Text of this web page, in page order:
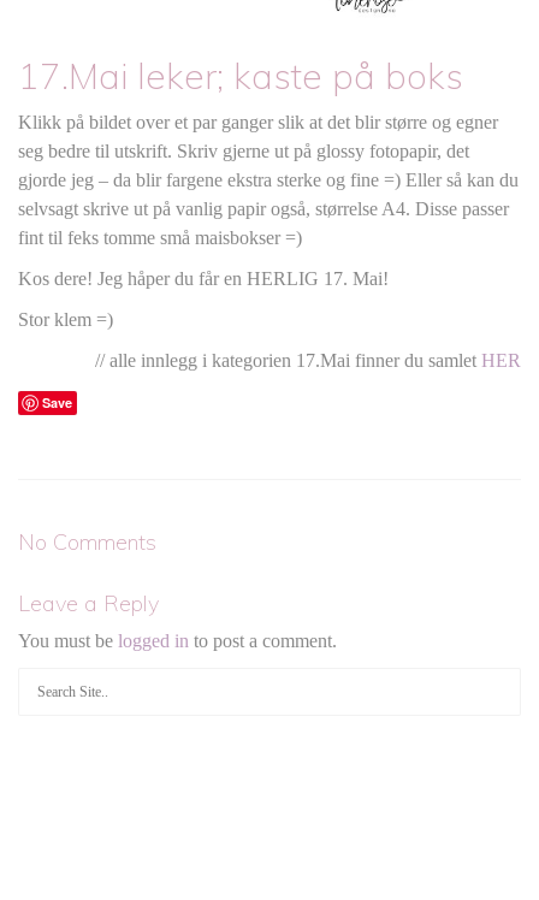
17.Mai leker; kaste på boks
Klikk på bildet over et par ganger slik at det blir større og egner
seg bedre til utskrift. Skriv gjerne ut på glossy fotopapir, det
gjorde jeg – da blir fargene ekstra sterke og fine =) Eller så kan du
selvsagt skrive ut på vanlig papir også, størrelse A4. Disse passer
fint til feks tomme små maisbokser =)
Kos dere! Jeg håper du får en HERLIG 17. Mai!
Stor klem =)
// alle innlegg i kategorien 17.Mai finner du samlet HER
Save
No Comments
Leave a Reply
You must be logged in to post a comment.